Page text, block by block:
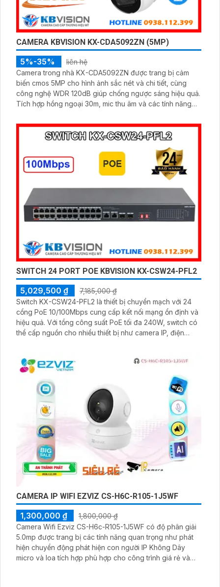
CAMERA KBVISION KX-CDA5092ZN (5MP)
5%-35%
liên hệ
Camera trong nhà KX-CDA5092ZN được trang bị cảm
biến cmos 5MP cho hình ảnh sắc nét và chi tiết, cùng
công nghệ WDR 120dB giúp chống ngược sáng hiệu quả.
Tích hợp hồng ngoại 30m, mic thu âm và các tính năng
sát an ninh.
SWITCH 24 PORT POE KBVISION KX-CSW24-PFL2
5,029,500 ₫
7,185,000 ₫
Switch KX-CSW24-PFL2 là thiết bị chuyển mạch với 24
cổng PoE 10/100Mbps cung cấp kết nối mạng ổn định và
hiệu quả. Với tổng công suất PoE tối đa 240W, switch có
thể cấp nguồn cho nhiều thiết bị như camera IP, điện
và giám sát an ninh.
CAMERA IP WIFI EZVIZ CS-H6C-R105-1J5WF
1,300,000 ₫
1,800,000 ₫
Camera Wifi Ezviz CS-H6c-R105-1J5WF có độ phân giải
5.0mp được trang bị các tính năng quan trọng như phát
hiện chuyển động phát hiện con người IP Không Dây
micro và loa tích hợp phù hợp cho công trình giá rẻ và